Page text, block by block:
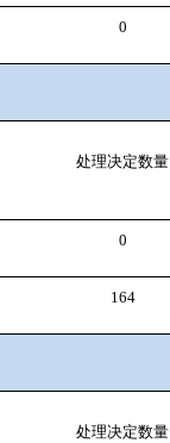
0
处理决定数量
0
164
处理决定数量